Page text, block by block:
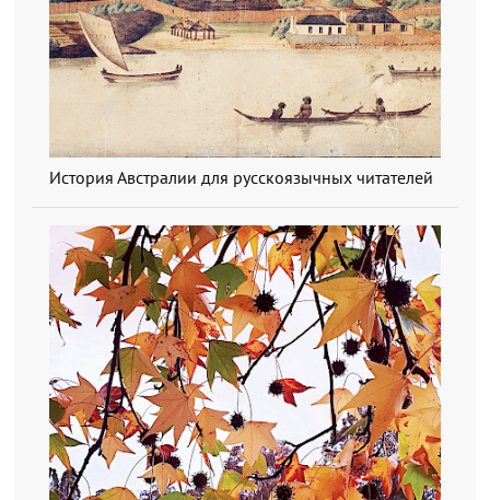
История Австралии для русскоязычных читателей